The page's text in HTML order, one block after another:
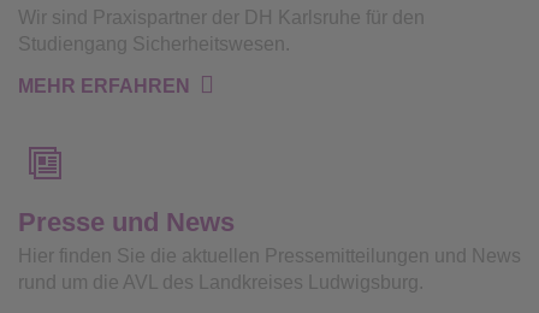
Wir sind Praxispartner der DH Karlsruhe für den
Studiengang Sicherheitswesen.
MEHR ERFAHREN
Presse und News
Hier finden Sie die aktuellen Pressemitteilungen und News
rund um die AVL des Landkreises Ludwigsburg.